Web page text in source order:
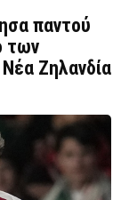
παντού
των
Ζηλανδία